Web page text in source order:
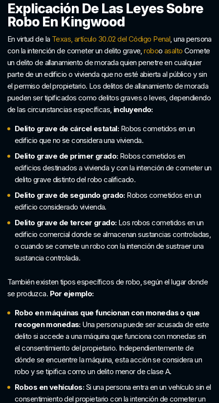
Explicación De Las Leyes Sobre
Robo En Kingwood
En virtud de la Texas, artículo 30.02 del Código Penal, una persona
con la intención de cometer un delito grave,roboo asalto Comete
un delito de allanamiento de morada quien penetre en cualquier
parte de un edificio o vivienda que no esté abierta al público y sin
el permiso del propietario. Los delitos de allanamiento de morada
pueden ser tipificados como delitos graves o leves, dependiendo
de las circunstancias específicas, incluyendo:
Delito grave de cárcel estatal:Robos cometidos en un
edificio que no se considera una vivienda.
Delito grave de primer grado:Robos cometidos en
edificios destinados a vivienda y con la intención de cometer un
delito grave distinto del robo calificado.
Delito grave de segundo grado:Robos cometidos en un
edificio considerado vivienda.
Delito grave de tercer grado:Los robos cometidos en un
edificio comercial donde se almacenan sustancias controladas,
o cuando se comete un robo con la intención de sustraer una
sustancia controlada.
También existen tipos específicos de robo, según el lugar donde
se produzca. Por ejemplo:
Robo en máquinas que funcionan con monedas o que
recogen monedas:Una persona puede ser acusada de este
delito si accede a una máquina que funciona con monedas sin
el consentimiento del propietario. Independientemente de
dónde se encuentre la máquina, esta acción se considera un
robo y se tipifica como un delito menor de clase A.
Robos en vehículos:Si una persona entra en un vehículo sin el
consentimiento del propietario con la intención de cometer un